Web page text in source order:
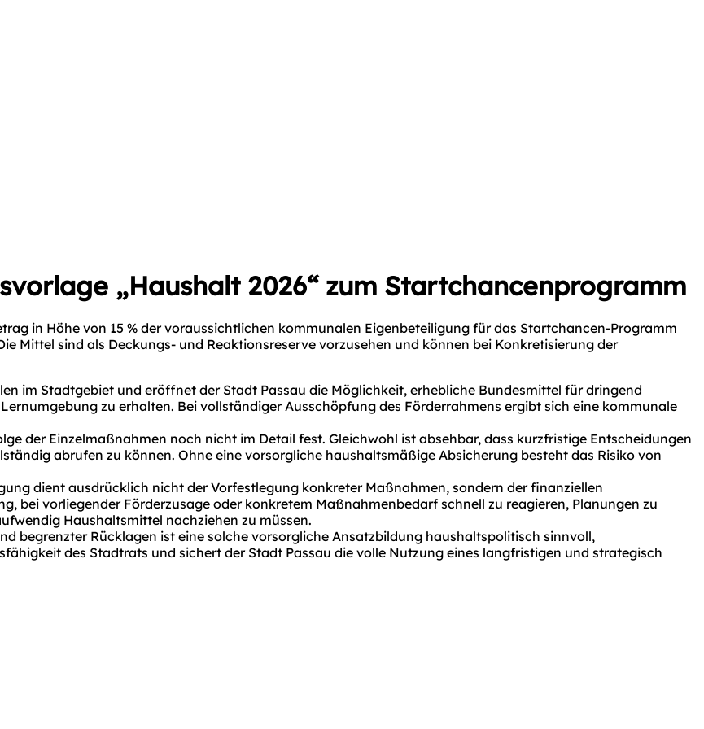
„Haushalt 2026“ zum Startchancenprogramm
in Höhe von 15 % der voraussichtlichen kommunalen Eigenbeteiligung für das Startchancen-Programm
Mittel sind als Deckungs- und Reaktionsreserve vorzusehen und können bei Konkretisierung der
im Stadtgebiet und eröffnet der Stadt Passau die Möglichkeit, erhebliche Bundesmittel für dringend
zu erhalten. Bei vollständiger Ausschöpfung des Förderrahmens ergibt sich eine kommunale
der Einzelmaßnahmen noch nicht im Detail fest. Gleichwohl ist absehbar, dass kurzfristige Entscheidungen
abrufen zu können. Ohne eine vorsorgliche haushaltsmäßige Absicherung besteht das Risiko von
dient ausdrücklich nicht der Vorfestlegung konkreter Maßnahmen, sondern der finanziellen
bei vorliegender Förderzusage oder konkretem Maßnahmenbedarf schnell zu reagieren, Planungen zu
Haushaltsmittel nachziehen zu müssen.
begrenzter Rücklagen ist eine solche vorsorgliche Ansatzbildung haushaltspolitisch sinnvoll,
des Stadtrats und sichert der Stadt Passau die volle Nutzung eines langfristigen und strategisch